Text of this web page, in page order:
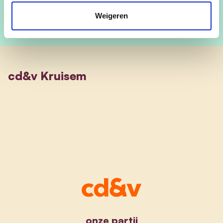
Weigeren
cd&v Kruisem
onze partij